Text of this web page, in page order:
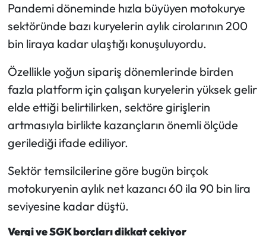
Pandemi döneminde hızla büyüyen motokurye
sektöründe bazı kuryelerin aylık cirolarının 200
bin liraya kadar ulaştığı konuşuluyordu.
Özellikle yoğun sipariş dönemlerinde birden
fazla platform için çalışan kuryelerin yüksek gelir
elde ettiği belirtilirken, sektöre girişlerin
artmasıyla birlikte kazançların önemli ölçüde
gerilediği ifade ediliyor.
Sektör temsilcilerine göre bugün birçok
motokuryenin aylık net kazancı 60 ila 90 bin lira
seviyesine kadar düştü.
Vergi ve SGK borçları dikkat çekiyor